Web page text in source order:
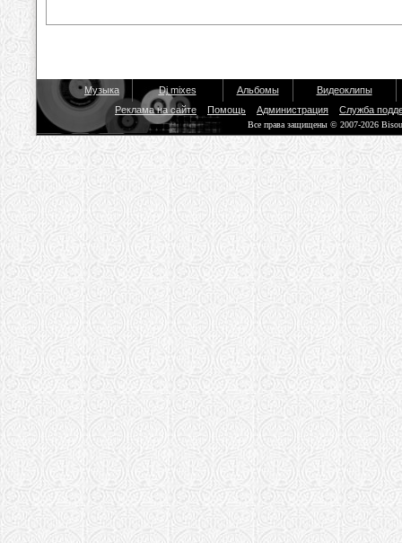
Музыка Dj mixes Альбомы
Видеоклипы
Реклама на сайте
Помощь Администрация Служба
Все права защищены © 2007-2026